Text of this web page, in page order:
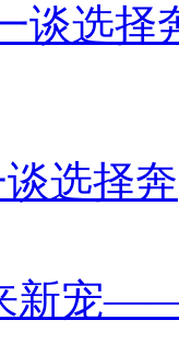
谈选择
选择奔
新宠